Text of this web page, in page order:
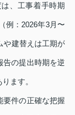
、工事着手時期
例：2026年3月〜
や建替えは工期が
告の提出時期を逆
ます。
要件の正確な把握